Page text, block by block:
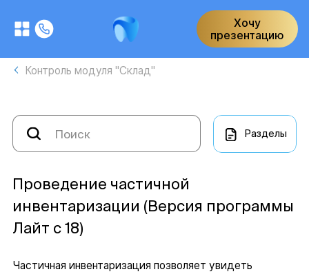
Хочу
презентацию
Контроль модуля "Склад"
Разделы
Проведение частичной
инвентаризации (Версия программы
Лайт с 18)
Частичная инвентаризация позволяет увидеть